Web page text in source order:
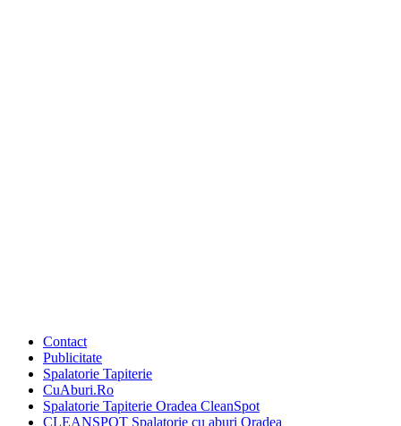
Contact
Publicitate
Spalatorie Tapiterie
CuAburi.Ro
Spalatorie Tapiterie Oradea CleanSpot
CLEANSPOT Spalatorie cu aburi Oradea